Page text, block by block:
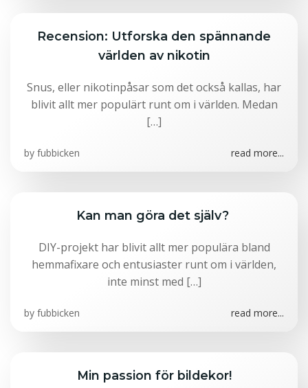
Recension: Utforska den spännande
världen av nikotin
Snus, eller nikotinpåsar som det också kallas, har
blivit allt mer populärt runt om i världen. Medan
[…]
by fubbicken read more...
Kan man göra det själv?
DIY-projekt har blivit allt mer populära bland
hemmafixare och entusiaster runt om i världen,
inte minst med […]
by fubbicken read more...
Min passion för bildekor!